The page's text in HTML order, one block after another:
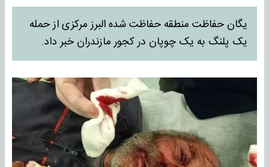
یگان حفاظت منطقه حفاظت شده البرز مرکزی از حمله
یک پلنگ به یک چوپان در کجور مازندران خبر داد.